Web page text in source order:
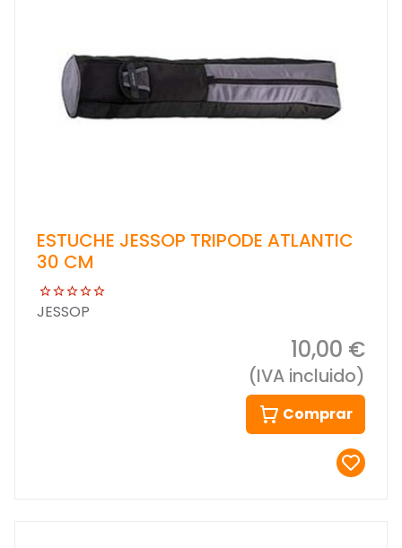
ESTUCHE JESSOP TRIPODE ATLANTIC
30 CM
JESSOP
10,00 €
(IVA incluido)
Comprar